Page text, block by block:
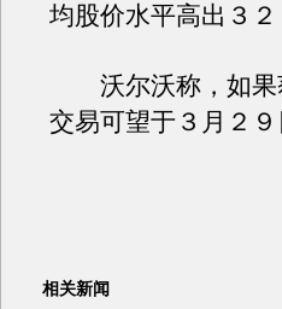
均股价水平高出３２
沃尔沃称，如果
交易可望于３月２９
相关新闻